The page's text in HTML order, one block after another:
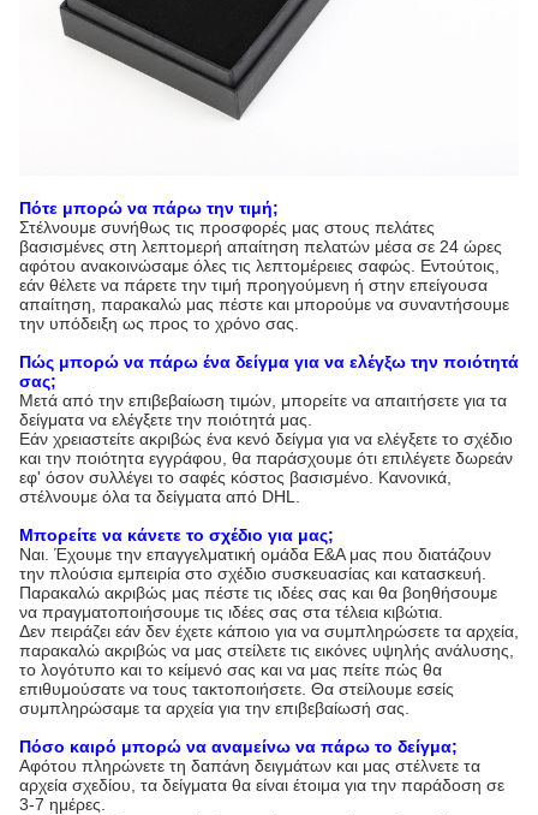
Πότε μπορώ να πάρω την τιμή;
Στέλνουμε συνήθως τις προσφορές μας στους πελάτες
βασισμένες στη λεπτομερή απαίτηση πελατών μέσα σε 24 ώρες
αφότου ανακοινώσαμε όλες τις λεπτομέρειες σαφώς. Εντούτοις,
εάν θέλετε να πάρετε την τιμή προηγούμενη ή στην επείγουσα
απαίτηση, παρακαλώ μας πέστε και μπορούμε να συναντήσουμε
την υπόδειξη ως προς το χρόνο σας.
Πώς μπορώ να πάρω ένα δείγμα για να ελέγξω την ποιότητά
σας;
Μετά από την επιβεβαίωση τιμών, μπορείτε να απαιτήσετε για τα
δείγματα να ελέγξετε την ποιότητά μας.
Εάν χρειαστείτε ακριβώς ένα κενό δείγμα για να ελέγξετε το σχέδιο
και την ποιότητα εγγράφου, θα παράσχουμε ότι επιλέγετε δωρεάν
εφ' όσον συλλέγει το σαφές κόστος βασισμένο. Κανονικά,
στέλνουμε όλα τα δείγματα από DHL.
Μπορείτε να κάνετε το σχέδιο για μας;
Ναι. Έχουμε την επαγγελματική ομάδα Ε&Α μας που διατάζουν
την πλούσια εμπειρία στο σχέδιο συσκευασίας και κατασκευή.
Παρακαλώ ακριβώς μας πέστε τις ιδέες σας και θα βοηθήσουμε
να πραγματοποιήσουμε τις ιδέες σας στα τέλεια κιβώτια.
Δεν πειράζει εάν δεν έχετε κάποιο για να συμπληρώσετε τα αρχεία,
παρακαλώ ακριβώς να μας στείλετε τις εικόνες υψηλής ανάλυσης,
το λογότυπο και το κείμενό σας και να μας πείτε πώς θα
επιθυμούσατε να τους τακτοποιήσετε. Θα στείλουμε εσείς
συμπληρώσαμε τα αρχεία για την επιβεβαίωσή σας.
Πόσο καιρό μπορώ να αναμείνω να πάρω το δείγμα;
Αφότου πληρώνετε τη δαπάνη δειγμάτων και μας στέλνετε τα
αρχεία σχεδίου, τα δείγματα θα είναι έτοιμα για την παράδοση σε
3-7 ημέρες.